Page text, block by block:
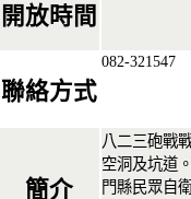
開放時間
聯絡方式
082-321547
簡介
八二三砲戰
空洞及坑道
門縣民眾自